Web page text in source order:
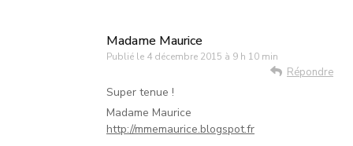
Madame Maurice
Publié le 4 décembre 2015 à 9 h 10 min
Répondre
Super tenue !
Madame Maurice
http://mmemaurice.blogspot.fr